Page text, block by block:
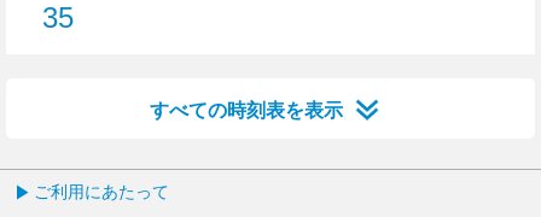
35
すべての時刻表を表示
ご利用にあたって